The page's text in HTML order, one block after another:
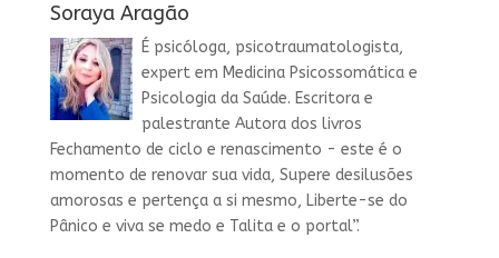
Soraya Aragão
É psicóloga, psicotraumatologista,
expert em Medicina Psicossomática e
Psicologia da Saúde. Escritora e
palestrante Autora dos livros
Fechamento de ciclo e renascimento - este é o
momento de renovar sua vida, Supere desilusões
amorosas e pertença a si mesmo, Liberte-se do
Pânico e viva se medo e Talita e o portal”.